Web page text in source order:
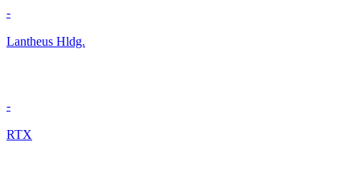
-
Lantheus Hldg.
-
RTX